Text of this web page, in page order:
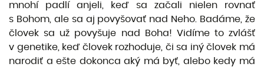
mnohí padlí anjeli, keď sa začali nielen rovnať
s Bohom, ale sa aj povyšovať nad Neho. Badáme, že
človek sa už povyšuje nad Boha! Vidíme to zvlášť
v genetike, keď človek rozhoduje, či sa iný človek má
narodiť a ešte dokonca aký má byť, alebo kedy má